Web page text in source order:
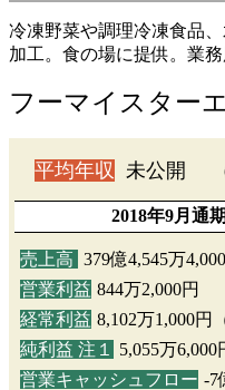
冷凍野菜や調理冷凍食品
加工。食の場に提供。業
フーマイスター
平均年収 未公
2018年9月
売上高 379億4,545万
営業利益 844万2,000円
経常利益 8,102万1,000円
純利益 注１
5,055万6,000
営業キャッシュフロー -7